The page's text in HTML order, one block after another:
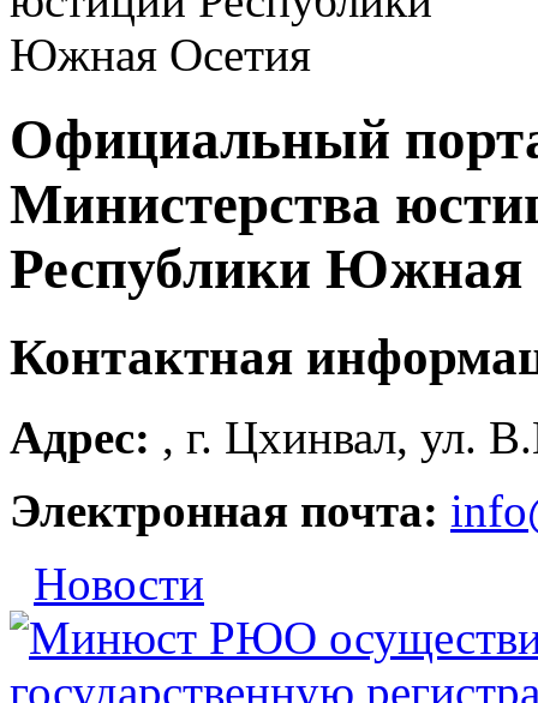
Официальный
Министерства
Республики Южная
Контактная
Адрес: , г. Цхинвал, ул.
Электронная почта:
Новости